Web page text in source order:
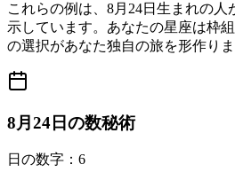
これらの例は、8月24日生まれの
示しています。あなたの星座は枠
の選択があなた独自の旅を形作りま
8月24日の数秘術
日の数字：6